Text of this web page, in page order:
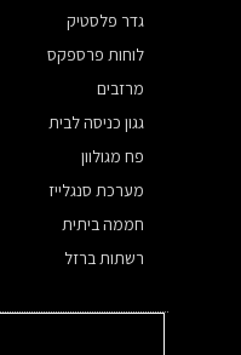
גדר פלסטיק
לוחות פרספקס
מרזבים
גגון כניסה לבית
פח מגולוון
מערכת סנגלייז
חממה ביתית
רשתות ברזל